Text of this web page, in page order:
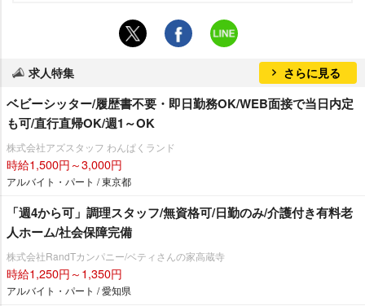
求人特集 さらに見る
ベビーシッター/履歴書不要・即日勤務OK/WEB面接で当日内定
も可/直行直帰OK/週1～OK
株式会社アズスタッフ わんぱくランド
時給1,500円～3,000円
アルバイト・パート / 東京都
「週4から可」調理スタッフ/無資格可/日勤のみ/介護付き有料老
人ホーム/社会保障完備
株式会社RandTカンパニー/ベティさんの家高蔵寺
時給1,250円～1,350円
アルバイト・パート / 愛知県